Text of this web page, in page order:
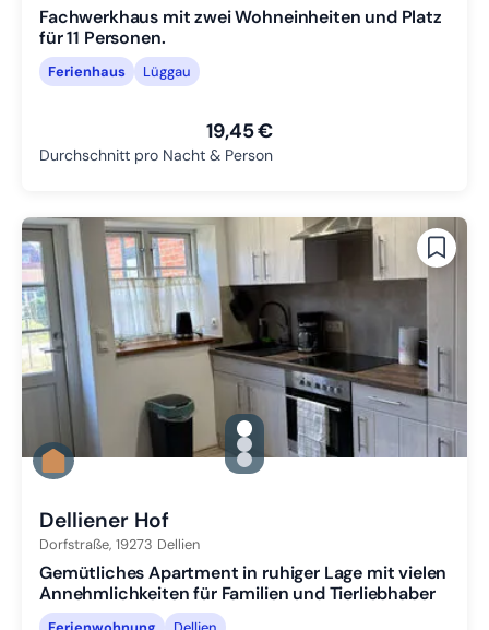
Fachwerkhaus mit zwei Wohneinheiten und Platz
für 11 Personen.
Ferienhaus Lüggau
19,45 €
Durchschnitt pro Nacht & Person
gallery.slide_selector
Zu Slide 1 wechseln
Zu Slide 2 wechseln
Zu Slide 3 wechseln
Delliener Hof
Dorfstraße, 19273 Dellien
Gemütliches Apartment in ruhiger Lage mit vielen
Annehmlichkeiten für Familien und Tierliebhaber